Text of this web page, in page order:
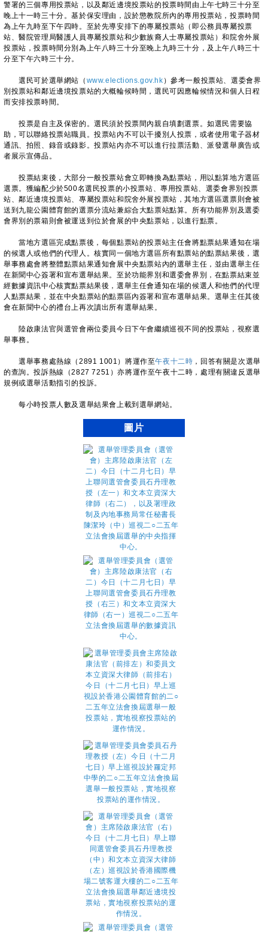
警署的三個專用投票站，以及鄰近邊境投票站的投票時間由上午七時三十分至
晚上十一時三十分。基於保安理由，設於懲教院所內的專用投票站，投票時間
為上午九時至下午四時。至於先導安排下的專屬投票站（即公務員專屬投票
站、醫院管理局醫護人員專屬投票站和少數族裔人士專屬投票站）和院舍外展
投票站，投票時間分別為上午八時三十分至晚上九時三十分，及上午八時三十
分至下午六時三十分。
選民可於選舉網站（ www.elections.gov.hk ）參考一般投票站、選委會界
別投票站和鄰近邊境投票站的大概輪候時間，選民可因應輪候情況和個人日程
而安排投票時間。
投票是自主及保密的。選民須於投票間內親自填劃選票。如選民需要協
助，可以聯絡投票站職員。投票站內不可以干擾別人投票，或者使用電子器材
通訊、拍照、錄音或錄影。投票站內亦不可以進行拉票活動、派發選舉廣告或
者展示宣傳品。
投票結束後，大部分一般投票站會立即轉換為點票站，用以點算地方選區
選票。獲編配少於500名選民投票的小投票站、專用投票站、選委會界別投票
站、鄰近邊境投票站、專屬投票站和院舍外展投票站，其地方選區選票則會被
送到九龍公園體育館的選票分流站兼綜合大點票站點算。所有功能界別及選委
會界別的票箱則會被運送到位於會展的中央點票站，以進行點票。
當地方選區完成點票後，每個點票站的投票站主任會將點票結果通知在場
的候選人或他們的代理人。核實同一個地方選區所有點票站的點票結果後，選
舉事務處會將整體點票結果通知會展中央點票站內的選舉主任，並由選舉主任
在新聞中心簽署和宣布選舉結果。至於功能界別和選委會界別，在點票結束並
經數據資訊中心核實點票結果後，選舉主任會通知在場的候選人和他們的代理
人點票結果，並在中央點票站的點票區內簽署和宣布選舉結果。選舉主任其後
會在新聞中心的禮台上再次讀出所有選舉結果。
陸啟康法官與選管會兩位委員今日下午會繼續巡視不同的投票站，視察選
舉事務。
選舉事務處熱線（2891 1001）將運作至午夜十二時 ，回答有關是次選舉
的查詢。投訴熱線（2827 7251）亦將運作至午夜十二時，處理有關違反選舉
規例或選舉活動指引的投訴。
每小時投票人數及選舉結果會上載到選舉網站。
圖片